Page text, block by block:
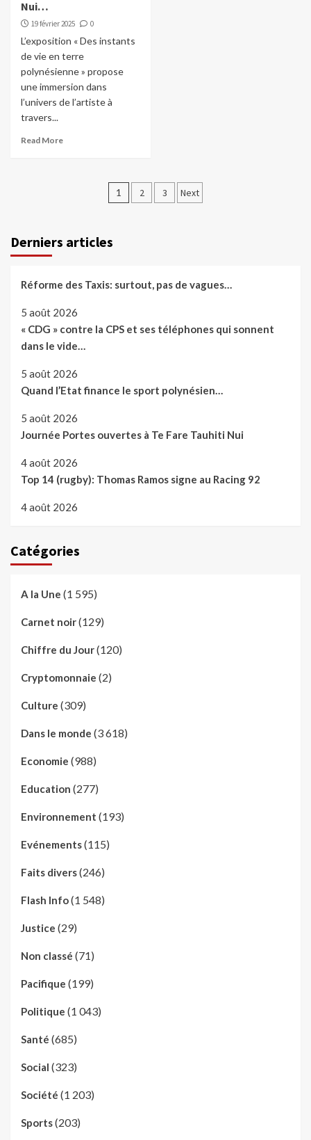
Nui…
19 février 2025 0
L’exposition « Des instants
de vie en terre
polynésienne » propose
une immersion dans
l’univers de l’artiste à
travers...
Read More
Pagination
publications
1 2 3 Next
Derniers articles
Réforme des Taxis: surtout, pas de vagues…
5 août 2026
« CDG » contre la CPS et ses téléphones qui sonnent
dans le vide…
5 août 2026
Quand l’Etat finance le sport polynésien…
5 août 2026
Journée Portes ouvertes à Te Fare Tauhiti Nui
4 août 2026
Top 14 (rugby): Thomas Ramos signe au Racing 92
4 août 2026
Catégories
A la Une (1 595)
Carnet noir(129)
Chiffre du Jour(120)
Cryptomonnaie (2)
Culture (309)
Dans le monde (3 618)
Economie (988)
Education (277)
Environnement (193)
Evénements(115)
Faits divers(246)
Flash Info(1 548)
Justice (29)
Non classé (71)
Pacifique (199)
Politique (1 043)
Santé (685)
Social (323)
Société (1 203)
Sports(203)